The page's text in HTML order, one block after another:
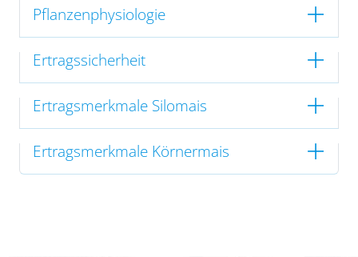
Pflanzenphysiologie
Ertragssicherheit
Ertragsmerkmale Silomais
Ertragsmerkmale Körnermais